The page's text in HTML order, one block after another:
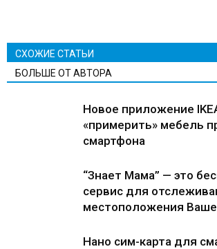
СХОЖИЕ СТАТЬИ
БОЛЬШЕ ОТ АВТОРА
Новое приложение
«примерить» мебель
смартфона
“Знает Мама” — это
сервис для
местоположения
Нано сим-карта для